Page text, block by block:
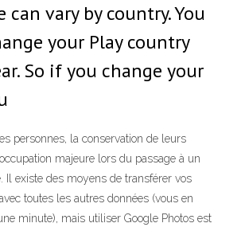
can vary by country. You
your Play country
So if you change your
personnes, la conservation de leurs
majeure lors du passage à un
Il existe des moyens de transférer vos
toutes les autres données (vous en
minute), mais utiliser Google Photos est